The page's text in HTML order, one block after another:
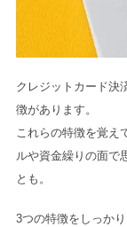
クレジットカード決
徴があります。
これらの特徴を覚え
ルや資金繰りの面で
とも。
3つの特徴をしっか